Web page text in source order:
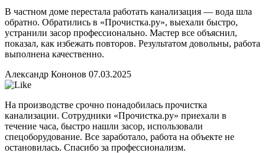
В частном доме перестала работать канализация — вода шла
обратно. Обратились в «Прочистка.ру», выехали быстро,
устранили засор профессионально. Мастер все объяснил,
показал, как избежать повторов. Результатом довольны, работа
выполнена качественно.
Александр Кононов 07.03.2025
На производстве срочно понадобилась прочистка
канализации. Сотрудники «Прочистка.ру» приехали в
течение часа, быстро нашли засор, использовали
спецоборудование. Все заработало, работа на объекте не
остановилась. Спасибо за профессионализм.